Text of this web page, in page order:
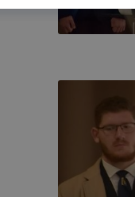
Önnek
honlap
a cookie-kat, de
a cookie-k
vagy
vagy törlése által
funkcióinak
működni